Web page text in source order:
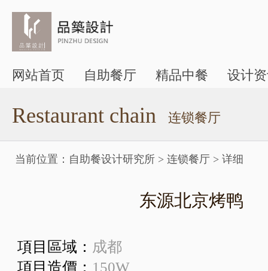
网站首页 自助餐厅 精品中餐 设计
Restaurant chain 连锁餐厅
当前位置： 自助餐设计研究所 > 连锁餐厅 > 详细
东源北京烤鸭
項目區域： 成都
項目造價： 150W